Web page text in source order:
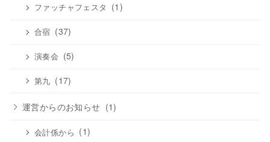
ファッチャフェスタ (1)
合宿 (37)
演奏会 (5)
第九 (17)
運営からのお知らせ (1)
会計係から (1)